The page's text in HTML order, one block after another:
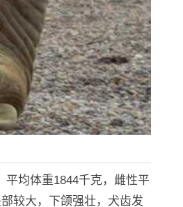
均体重1844千克，雌性平
较大，下颌强壮，犬齿发